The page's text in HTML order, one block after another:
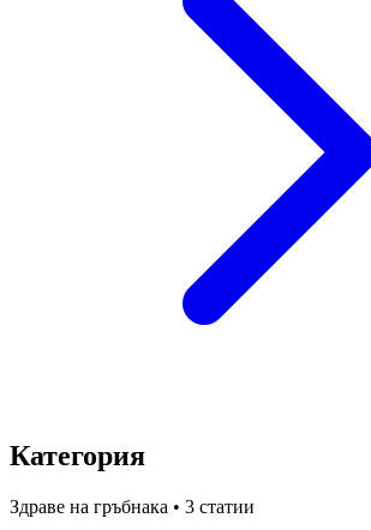
Категория
Здраве на гръбнака • 3 статии